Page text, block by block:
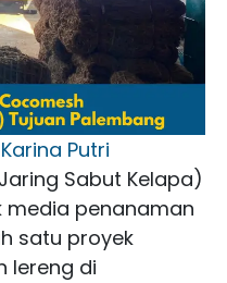
Karina Putri
Sabut Kelapa)
media penanaman
satu proyek
lereng di